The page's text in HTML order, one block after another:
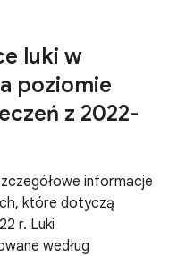
luki w
poziomie
z 2022-
informacje
które dotyczą
r. Luki
według